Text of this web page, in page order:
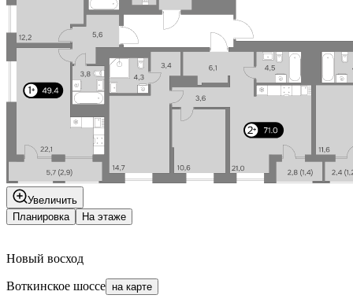
Увеличить
Планировка
На этаже
Новый восход
Воткинское шоссе на карте